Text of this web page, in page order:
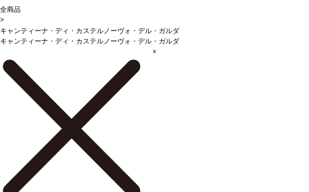
全商品
>
キャンティーナ・ディ・カステルノーヴォ・デル・ガルダ
キャンティーナ・ディ・カステルノーヴォ・デル・ガルダ
×